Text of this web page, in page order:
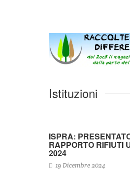
Istituzioni
ISPRA:
RAPPORTO RIFIUTI
2024
19 Dicembre 2024